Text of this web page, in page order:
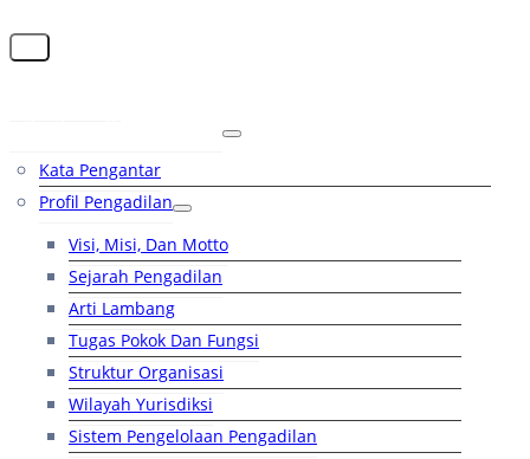
Kata Pengantar
Profil Pengadilan
Visi, Misi, Dan Motto
Sejarah Pengadilan
Arti Lambang
Tugas Pokok Dan Fungsi
Struktur Organisasi
Wilayah Yurisdiksi
Sistem Pengelolaan Pengadilan